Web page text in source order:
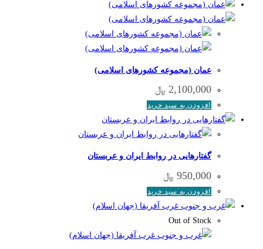
عمان (مجموعه کشورهای اسلامی)
2,100,000 ﷼
افزودن به سبد خرید
گفتارهایی در روابط ایران و عربستان
950,000 ﷼
افزودن به سبد خرید
Out of Stock